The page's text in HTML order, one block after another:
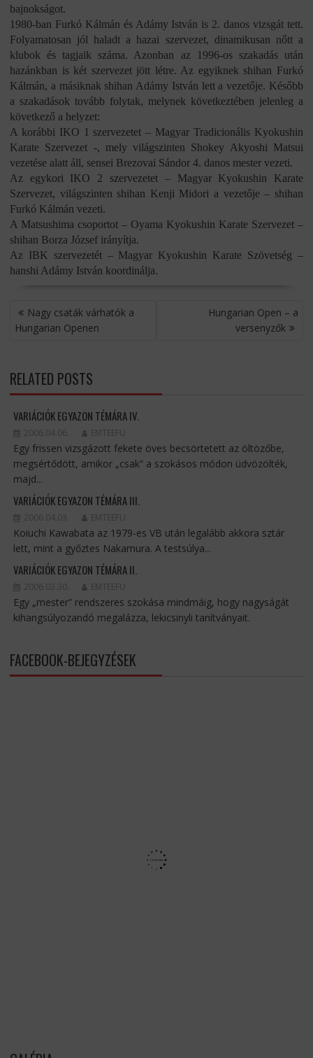
bajnokságot.
1980-ban Furkó Kálmán és Adámy István is 2. danos vizsgát tett.
Folyamatosan jól haladt a hazai szervezet, dinamikusan nőtt a
klubok és tagjaik száma. Azonban az 1996-os szakadás után
hazánkban is két szervezet jött létre. Az egyiknek shihan Furkó
Kálmán, a másiknak shihan Adámy István lett a vezetője. Később
a szakadások tovább folytak, melynek következtében jelenleg a
következő a helyzet:
A korábbi IKO 1 szervezetet – Magyar Tradicionális Kyokushin
Karate Szervezet -, mely világszinten Shokey Akyoshi Matsui
vezetése alatt áll, sensei Brezovai Sándor 4. danos mester vezeti.
Az egykori IKO 2 szervezetet – Magyar Kyokushin Karate
Szervezet, világszinten shihan Kenji Midori a vezetője – shihan
Furkó Kálmán vezeti.
A Matsushima csoportot – Oyama Kyokushin Karate Szervezet –
shihan Borza József irányítja.
Az IBK szervezetét – Magyar Kyokushin Karate Szövetség –
hanshi Adámy István koordinálja.
BEJEGYZÉS
NAVIGÁCIÓ
Nagy csaták várhatók a
Hungarian Openen
Hungarian Open – a
versenyzők
RELATED POSTS
VARIÁCIÓK EGYAZON TÉMÁRA IV.
2006.04.06. EMTEEFU
Egy frissen vizsgázott fekete öves becsörtetett az öltözőbe,
megsértődött, amikor „csak” a szokásos módon üdvözölték,
majd...
VARIÁCIÓK EGYAZON TÉMÁRA III.
2006.04.03. EMTEEFU
Koiuchi Kawabata az 1979-es VB után legalább akkora sztár
lett, mint a győztes Nakamura. A testsúlya...
VARIÁCIÓK EGYAZON TÉMÁRA II.
2006.03.30. EMTEEFU
Egy „mester” rendszeres szokása mindmáig, hogy nagyságát
kihangsúlyozandó megalázza, lekicsinyli tanítványait.
FACEBOOK-BEJEGYZÉSEK